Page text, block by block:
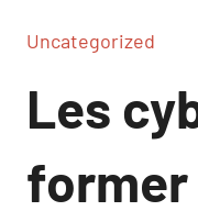
Uncategorized
Les
former